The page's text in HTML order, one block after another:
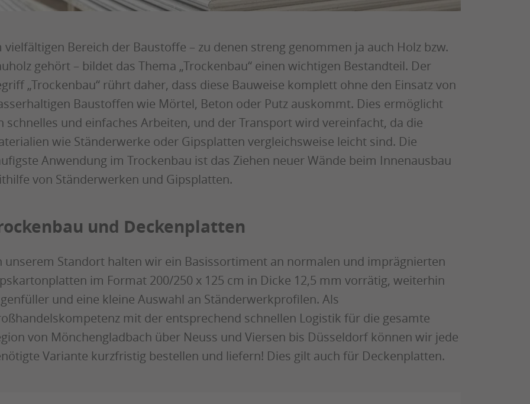
vielfältigen Bereich der Baustoffe – zu denen streng genommen ja auch Holz bzw.
gehört – bildet das Thema „Trockenbau“ einen wichtigen Bestandteil. Der
„Trockenbau“ rührt daher, dass diese Bauweise komplett ohne den Einsatz von
Baustoffen wie Mörtel, Beton oder Putz auskommt. Dies ermöglicht
schnelles und einfaches Arbeiten, und der Transport wird vereinfacht, da die
wie Ständerwerke oder Gipsplatten vergleichsweise leicht sind. Die
Anwendung im Trockenbau ist das Ziehen neuer Wände beim Innenausbau
von Ständerwerken und Gipsplatten.
und Deckenplatten
unserem Standort halten wir ein Basissortiment an normalen und imprägnierten
im Format 200/250 x 125 cm in Dicke 12,5 mm vorrätig, weiterhin
und eine kleine Auswahl an Ständerwerkprofilen. Als
mit der entsprechend schnellen Logistik für die gesamte
von Mönchengladbach über Neuss und Viersen bis Düsseldorf können wir jede
Variante kurzfristig bestellen und liefern! Dies gilt auch für Deckenplatten.